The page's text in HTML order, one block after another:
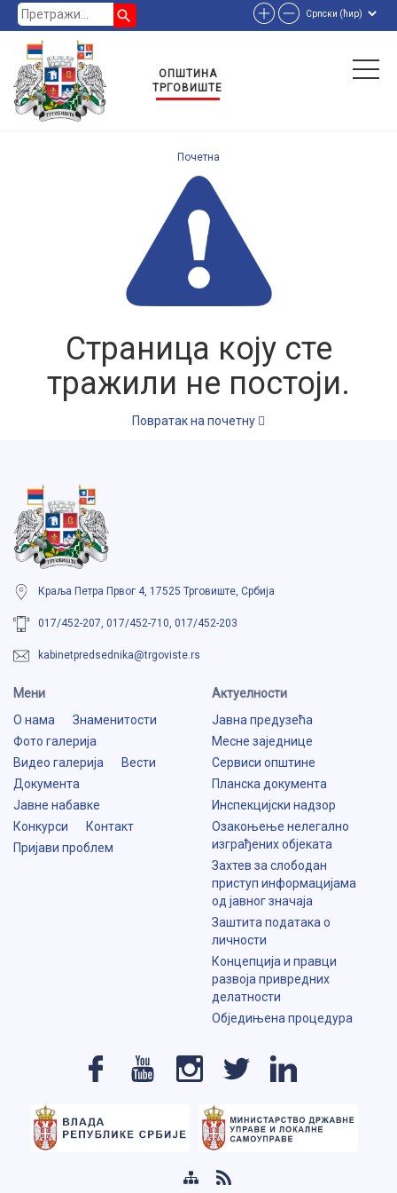
search
ОПШТИНА
ТРГОВИШТЕ
Почетна
Страница коју сте
тражили не постоји.
Повратак на почетну
Краља Петра Првог 4, 17525 Трговиште, Србија
017/452-207, 017/452-710, 017/452-203
kabinetpredsednika@trgoviste.rs
Мени
О нама
Знаменитости
Фото галерија
Видео галерија
Вести
Документа
Јавне набавке
Конкурси
Контакт
Пријави проблем
Aктуелности
Јавна предузећа
Месне заједнице
Сервиси општине
Планска документа
Инспекцијски надзор
Озакоњење нелегално
изграђених објеката
Захтев за слободан
приступ информацијама
од јавног значаја
Заштита података о
личности
Концепција и правци
развоја привредних
делатности
Обједињена процедура